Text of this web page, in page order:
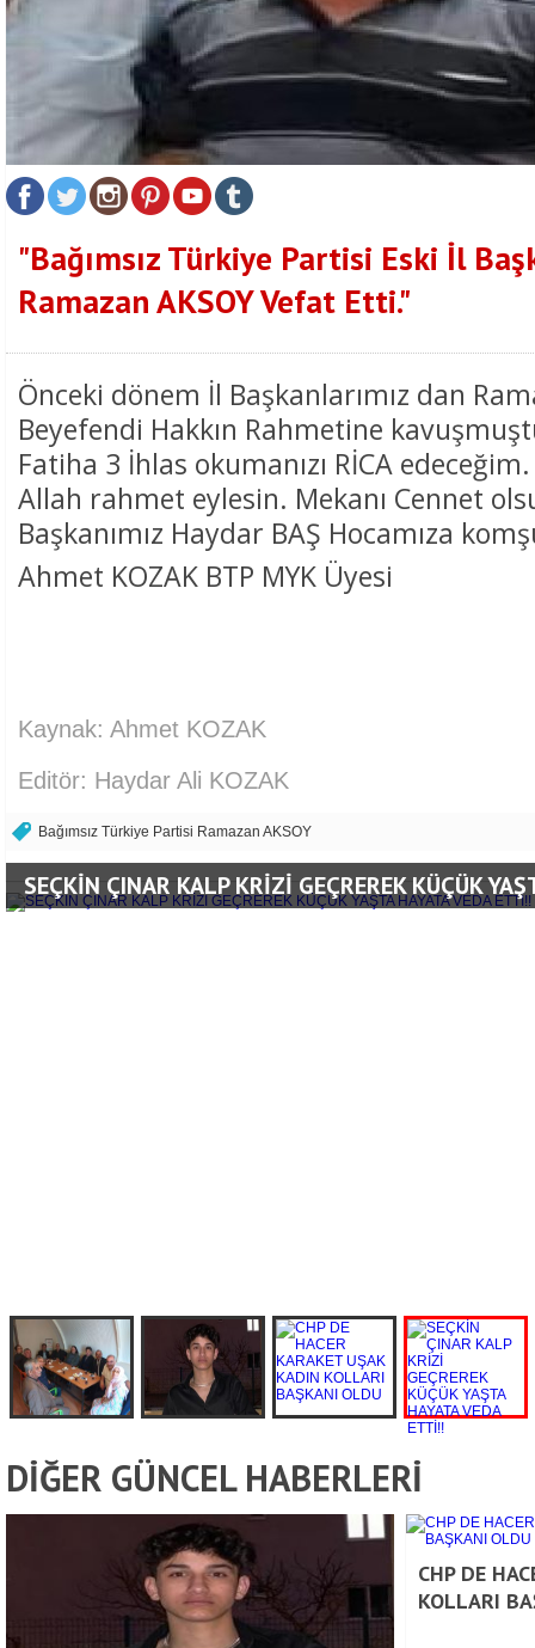
"Bağımsız Türkiye Partisi Eski İl
Ramazan AKSOY Vefat Etti."
Önceki dönem İl Başkanlarımız dan
Beyefendi Hakkın Rahmetine
Fatiha 3 İhlas okumanızı RİCA edeceğim.
Allah rahmet eylesin. Mekanı Cennet
Başkanımız Haydar BAŞ Hocamıza
Ahmet KOZAK BTP MYK Üyesi
Kaynak: Ahmet KOZAK
Editör: Haydar Ali KOZAK
Bağımsız Türkiye Partisi Ramazan AKSOY
SEÇKİN ÇINAR KALP KRİZİ GEÇREREK KÜÇÜK
DİĞER GÜNCEL HABERLERİ
CHP DE
KOLLARI